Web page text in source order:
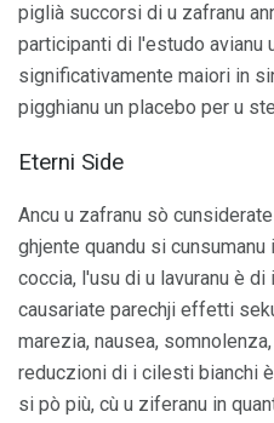
piglià succorsi di u zafranu
participanti di l'estudo avianu
significativamente maiori in
pigghianu un placebo per u
Eterni Side
Ancu u zafranu sò
ghjente quandu si
coccia, l'usu di u lavuranu è
causariate parechji effetti
marezia, nausea,
reduczioni di i cilesti bianchi
si pò più, cù u ziferanu in